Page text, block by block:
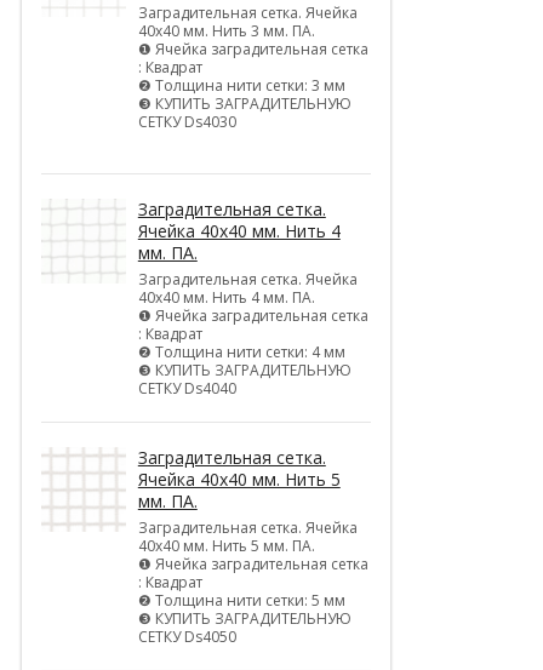
Заградительная сетка. Ячейка
40х40 мм. Нить 3 мм. ПА.
❶ Ячейка заградительная сетка
: Квадрат
❷ Толщина нити сетки: 3 мм
❸ КУПИТЬ ЗАГРАДИТЕЛЬНУЮ
СЕТКУ Ds4030
Заградительная сетка.
Ячейка 40х40 мм. Нить 4
мм. ПА.
Заградительная сетка. Ячейка
40х40 мм. Нить 4 мм. ПА.
❶ Ячейка заградительная сетка
: Квадрат
❷ Толщина нити сетки: 4 мм
❸ КУПИТЬ ЗАГРАДИТЕЛЬНУЮ
СЕТКУ Ds4040
Заградительная сетка.
Ячейка 40х40 мм. Нить 5
мм. ПА.
Заградительная сетка. Ячейка
40х40 мм. Нить 5 мм. ПА.
❶ Ячейка заградительная сетка
: Квадрат
❷ Толщина нити сетки: 5 мм
❸ КУПИТЬ ЗАГРАДИТЕЛЬНУЮ
СЕТКУ Ds4050